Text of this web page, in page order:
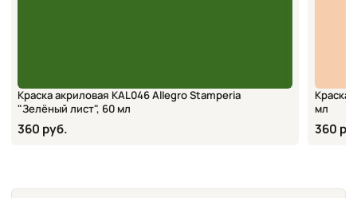
Краска акриловая KAL046 Allegro Stamperia
"Зелёный лист", 60 мл
360 руб.
Краска
мл
360